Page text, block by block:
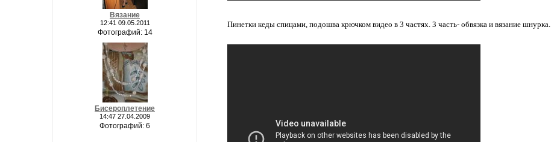
Вязание
12:41 09.05.2011
Фотографий: 14
Бисероплетение
14:47 27.04.2009
Фотографий: 6
Пинетки кеды спицами, подошва крючком видео в 3 частях. 3 часть- обвязка и вязание шнурка.